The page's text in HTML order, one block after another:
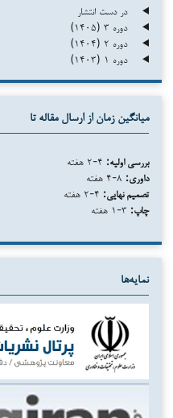
در دست انتشار
دوره ۳ (۱۴۰۵)
دوره ۲ (۱۴۰۴)
دوره ۱ (۱۴۰۳)
میانگین زمان از ارسال مقاله تا
بررسی اولیه:
داوری:
تصمیم نهایی:
چاپ:
نمایه‌ها